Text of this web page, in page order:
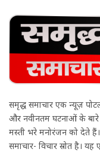
समृद्ध समाचार एक न्यूज़
और नवीनतम घटनाओं के बारे
मस्ती भरे मनोरंजन को देते
समाचार- विचार स्रोत है। यह